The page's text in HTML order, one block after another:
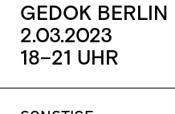
GEDOK BERLIN
2.03.2023
18–21 UHR